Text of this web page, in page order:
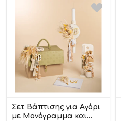
Σετ Βάπτισης για Αγόρι
με Μονόγραμμα και